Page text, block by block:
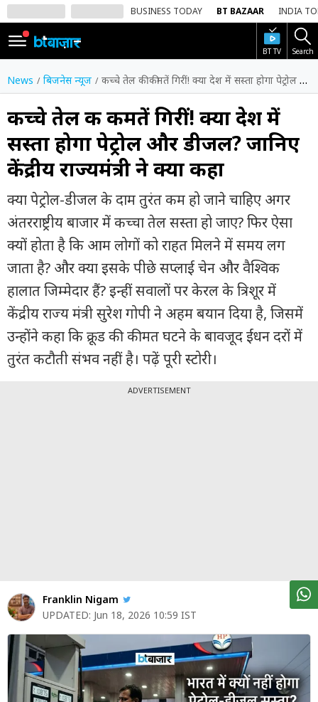
BUSINESS TODAY BT BAZAAR INDIA
BT TV Search
SIGN
IN
Dark
Mode
होम
शेयर
बाज़ार
वीडियो
ट्रेंडिंग
बिजनेस
न्यूज
पर्सनल
फाइनेंस
टेक्नोलॉजी
न्यूज
वीडियो
म्यूचुअल
फंड
News बिजनेस न्यूज कच्चे तेल की कीमतें गिरीं! क्या देश में सस्ता होगा पेट्रोल और डीजल? जानिए केंद्रीय राज्यमंत्री ने क्या कहा
कच्चे तेल की कीमतें गिरीं! क्या देश में
सस्ता होगा पेट्रोल और डीजल? जानिए
केंद्रीय राज्यमंत्री ने क्या कहा
क्या पेट्रोल-डीजल के दाम तुरंत कम हो जाने चाहिए अगर
अंतरराष्ट्रीय बाजार में कच्चा तेल सस्ता हो जाए? फिर ऐसा
क्यों होता है कि आम लोगों को राहत मिलने में समय लग
जाता है? और क्या इसके पीछे सप्लाई चेन और वैश्विक
हालात जिम्मेदार हैं? इन्हीं सवालों पर केरल के त्रिशूर में
केंद्रीय राज्य मंत्री सुरेश गोपी ने अहम बयान दिया है, जिसमें
उन्होंने कहा कि क्रूड की कीमत घटने के बावजूद ईंधन दरों में
तुरंत कटौती संभव नहीं है। पढ़ें पूरी स्टोरी।
ADVERTISEMENT
Franklin Nigam
UPDATED: Jun 18, 2026 10:59 IST